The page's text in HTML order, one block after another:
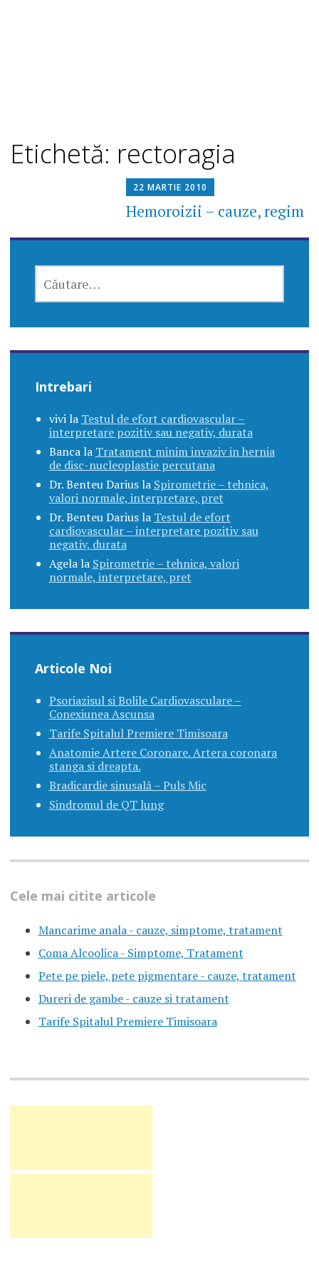
Etichetă: rectoragia
22 MARTIE 2010
Hemoroizii – cauze, regim
DUPĂ:
Intrebari
vivila Testul de efort cardiovascular –
interpretare pozitiv sau negativ, durata
Bancala Tratament minim invaziv in hernia
de disc-nucleoplastie percutana
Dr. Benteu Dariusla Spirometrie – tehnica,
valori normale, interpretare, pret
Dr. Benteu Dariusla Testul de efort
cardiovascular – interpretare pozitiv sau
negativ, durata
Agelala Spirometrie – tehnica, valori
normale, interpretare, pret
Articole Noi
Psoriazisul si Bolile Cardiovasculare –
Conexiunea Ascunsa
Tarife Spitalul Premiere Timisoara
Anatomie Artere Coronare. Artera coronara
stanga si dreapta.
Bradicardie sinusală – Puls Mic
Sindromul de QT lung
Cele mai citite articole
Mancarime anala - cauze, simptome, tratament
Coma Alcoolica - Simptome, Tratament
Pete pe piele, pete pigmentare - cauze, tratament
Dureri de gambe - cauze si tratament
Tarife Spitalul Premiere Timisoara